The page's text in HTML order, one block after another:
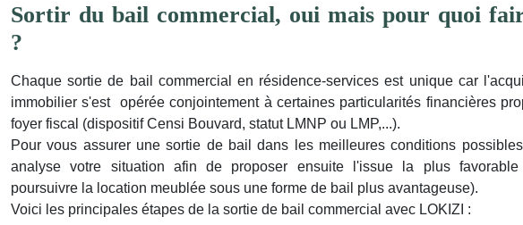
Philippe V.
Bravo (...) pour
votre travail et
votre
investissement
sur le suivi de ce
beau chantier que
vous avez mené
de main de
Jean-Paul M.
Une "bonne"
année de doutes,
de frais et de
nocturnes....Quand,
enfin arrive ce
locataire
providentiel
Guillaume et
Devant les
nouvelles
conditions
notre exploitant à
Poitiers (50% de
loyer en moins et
Jean-Luc
Un grand
vous, j'ai
réactivité,
efficacité, et
... Lire la
Sortir du bail commercial, oui mais pour quoi
?
Chaque sortie de bail commercial en résidence-services est unique car
immobilier s'est opérée conjointement à certaines particularités financières
foyer fiscal (dispositif Censi Bouvard, statut LMNP ou LMP,...).
Pour vous assurer une sortie de bail dans les meilleures conditions
analyse votre situation afin de proposer ensuite l'issue la plus favorable
poursuivre la location meublée sous une forme de bail plus avantageuse).
Voici les principales étapes de la sortie de bail commercial avec LOKIZI :